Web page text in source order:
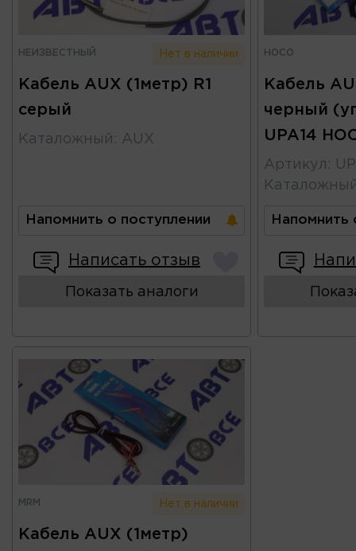
НЕИЗВЕСТНЫЙ Нет в наличии
Кабель AUX (1метр) R1
серый
Каталожный : AUX
Напомнить о поступлении
Написать отзыв
Показать аналоги
HOCO
Кабель
черный
UPA14
Артикул :
Напомнить
MRM Нет в наличии
Кабель AUX (1метр)